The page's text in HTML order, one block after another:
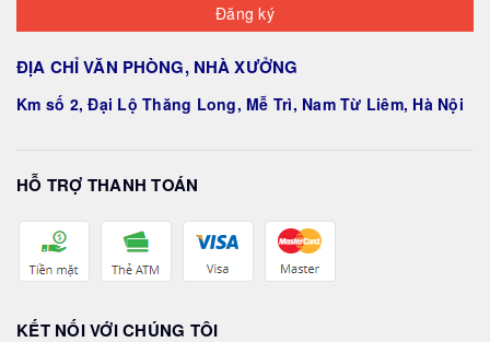
Đăng ký
ĐỊA CHỈ VĂN PHÒNG, NHÀ XƯỞNG
Km số 2, Đại Lộ Thăng Long, Mễ Trì, Nam Từ Liêm, Hà Nội
HỖ TRỢ THANH TOÁN
KẾT NỐI VỚI CHÚNG TÔI